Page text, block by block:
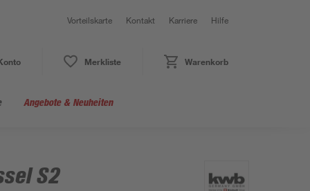
Vorteilskarte Kontakt Karriere Hilfe
Merkliste Warenkorb
Angebote & Neuheiten
S2